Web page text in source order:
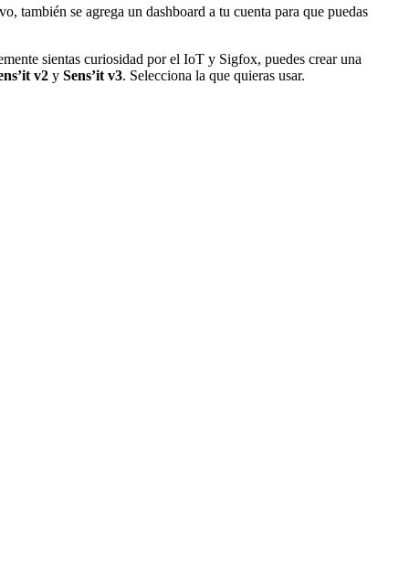
también se agrega un dashboard a tu cuenta para que puedas
sientas curiosidad por el IoT y Sigfox, puedes crear una
v2 y Sens’it v3. Selecciona la que quieras usar.